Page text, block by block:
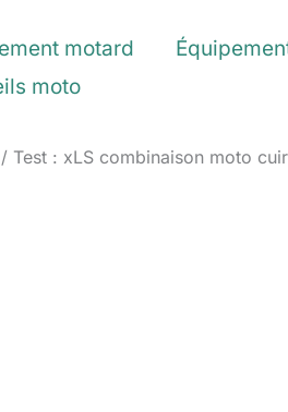
motard
moto
Test : xLS combinaison moto